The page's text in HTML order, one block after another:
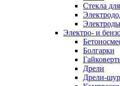
Стекла
Электроды
Электро- и
Болгарки
Дрели
Дрели-